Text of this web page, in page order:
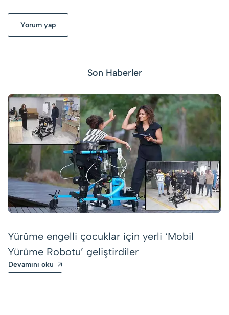
Yorum yap
Son Haberler
Yürüme engelli çocuklar için yerli ‘Mobil
Yürüme Robotu’ geliştirdiler
Devamını oku